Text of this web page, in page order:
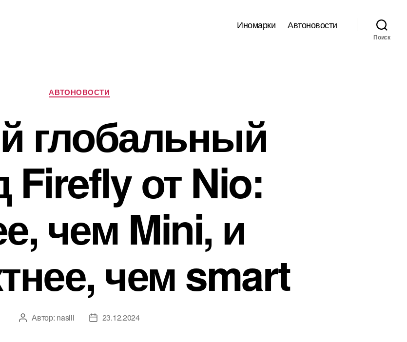
Иномарки Автоновости
Поиск
Рубрики
АВТОНОВОСТИ
глобальный
Firefly от Nio:
чем Mini, и
чем smart
Автор
Автор: naslil
Дата23.12.2024